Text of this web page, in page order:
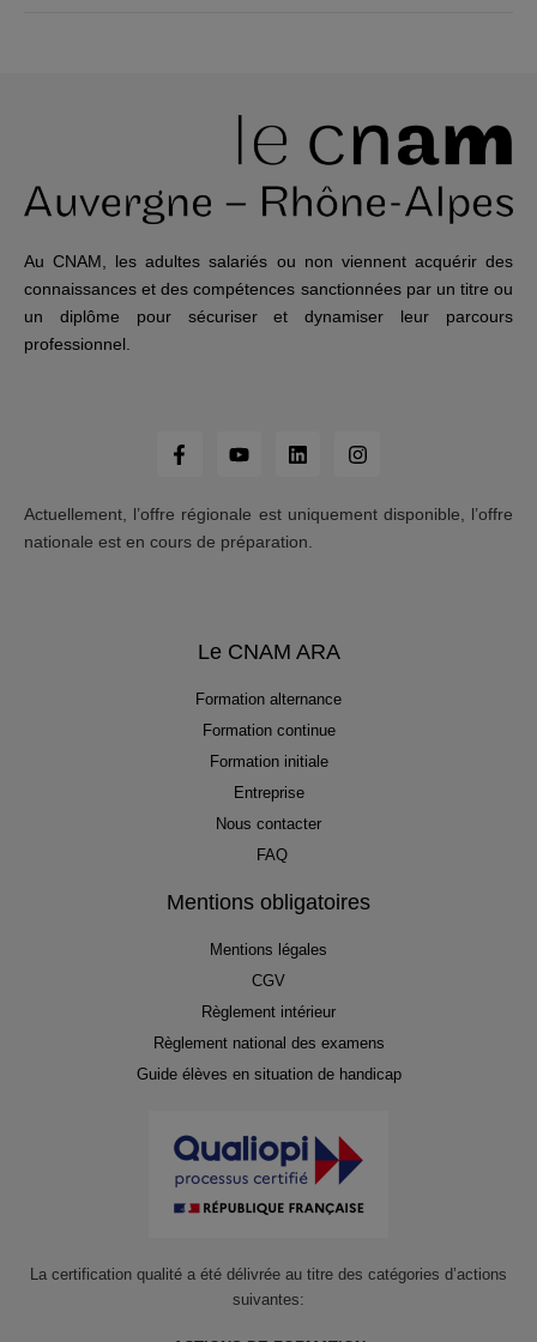
Au CNAM, les adultes salariés ou non viennent acquérir des
connaissances et des compétences sanctionnées par un titre ou
un diplôme pour sécuriser et dynamiser leur parcours
professionnel.
Actuellement, l’offre régionale est uniquement disponible, l’offre
nationale est en cours de préparation.
Le CNAM ARA
Formation alternance
Formation continue
Formation initiale
Entreprise
Nous contacter
FAQ
Mentions obligatoires
Mentions légales
CGV
Règlement intérieur
Règlement national des examens
Guide élèves en situation de handicap
La certification qualité a été délivrée au titre des catégories d’actions
suivantes: